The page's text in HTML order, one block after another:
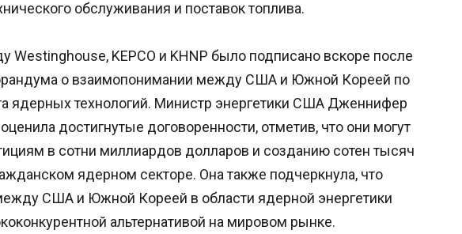
обслуживания и поставок топлива.
Westinghouse, KEPCO и KHNP было подписано вскоре после
о взаимопонимании между США и Южной Кореей по
ядерных технологий. Министр энергетики США Дженнифер
достигнутые договоренности, отметив, что они могут
в сотни миллиардов долларов и созданию сотен тысяч
ядерном секторе. Она также подчеркнула, что
США и Южной Кореей в области ядерной энергетики
альтернативой на мировом рынке.